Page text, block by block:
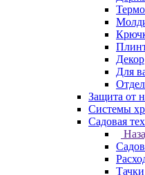
Декор
Для
Защита от
Системы
Садовая
Тачки